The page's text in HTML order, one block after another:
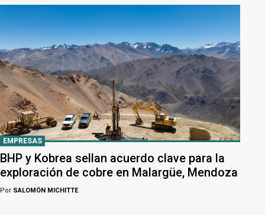
EMPRESAS
BHP y Kobrea sellan acuerdo clave para la
exploración de cobre en Malargüe, Mendoza
Por SALOMÓN MICHITTE